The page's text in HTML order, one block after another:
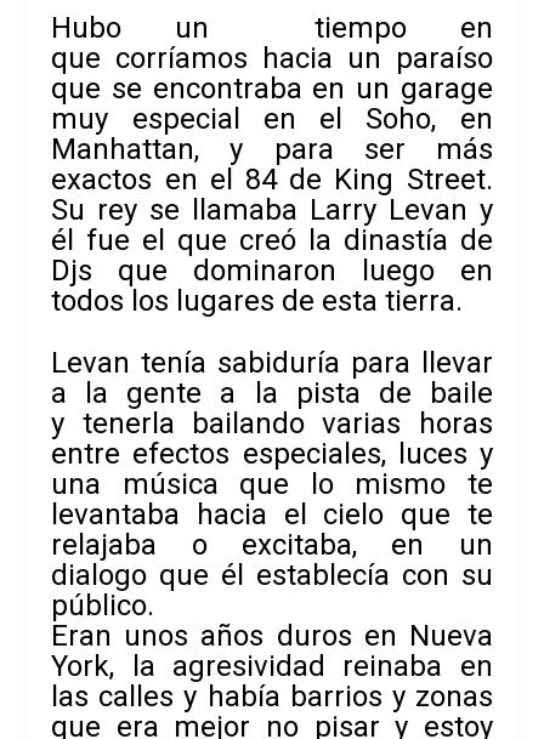
Hubo un tiempo en
que corríamos hacia un paraíso
que se encontraba en un garage
muy especial en el Soho, en
Manhattan, y para ser más
exactos en el 84 de King Street.
Su rey se llamaba Larry Levan y
él fue el que creó la dinastía de
Djs que dominaron luego en
todos los lugares de esta tierra.
Levan tenía sabiduría para llevar
a la gente a la pista de baile
y tenerla bailando varias horas
entre efectos especiales, luces y
una música que lo mismo te
levantaba hacia el cielo que te
relajaba o excitaba, en un
dialogo que él establecía con su
público.
Eran unos años duros en Nueva
York, la agresividad reinaba en
las calles y había barrios y zonas
que era mejor no pisar y estoy